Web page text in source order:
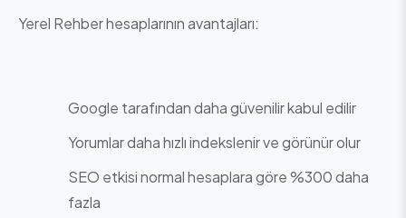
Yerel Rehber hesaplarının avantajları:
Google tarafından daha güvenilir kabul edilir
Yorumlar daha hızlı indekslenir ve görünür olur
SEO etkisi normal hesaplara göre %300 daha
fazla